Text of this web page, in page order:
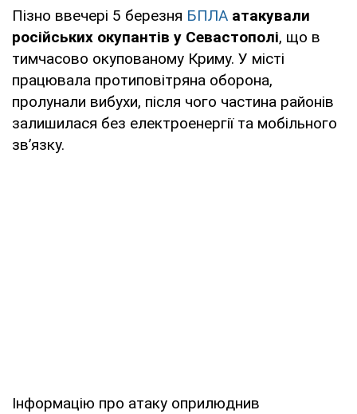
Пізно ввечері 5 березня БПЛА атакували
російських окупантів у Севастополі, що в
тимчасово окупованому Криму. У місті
працювала протиповітряна оборона,
пролунали вибухи, після чого частина районів
залишилася без електроенергії та мобільного
зв’язку.
Інформацію про атаку оприлюднив